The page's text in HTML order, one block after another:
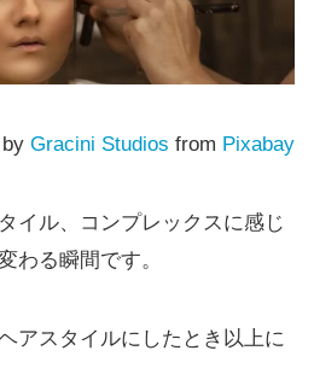
by Gracini Studios from Pixabay
イル、コンプレックスに感じ
わる瞬間です。
アスタイルにしたとき以上に